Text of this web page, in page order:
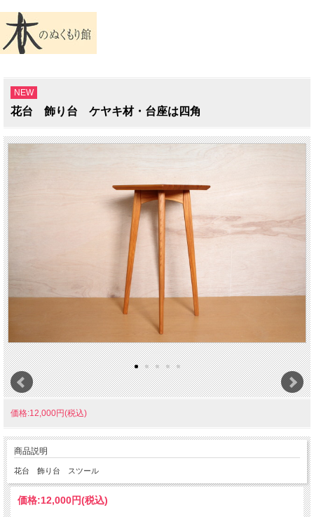
NEW
花台 飾り台 ケヤキ材・台座は四角
価格:12,000円(税込)
商品説明
花台 飾り台 スツール
価格:12,000円(税込)